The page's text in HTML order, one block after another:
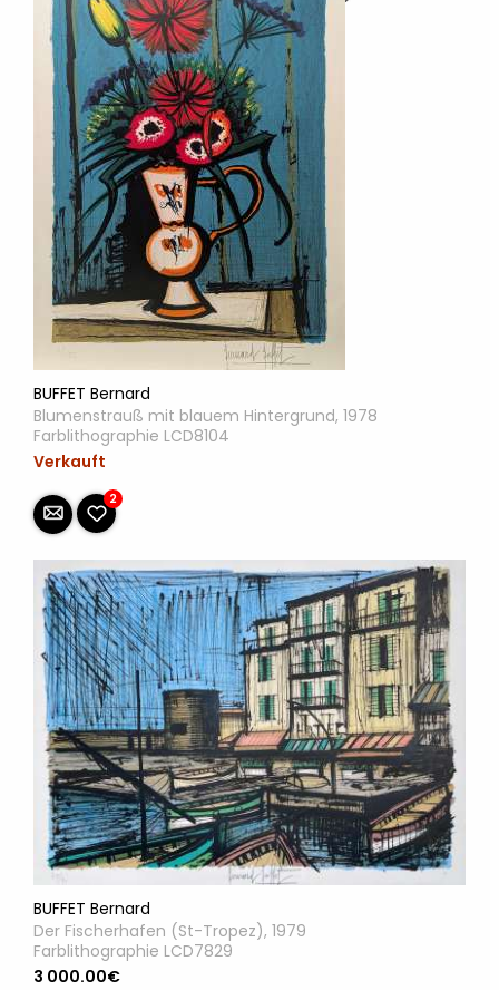
BUFFET Bernard
Blumenstrauß mit blauem Hintergrund, 1978
Farblithographie LCD8104
Verkauft
2
BUFFET Bernard
Der Fischerhafen (St-Tropez), 1979
Farblithographie LCD7829
3 000.00€